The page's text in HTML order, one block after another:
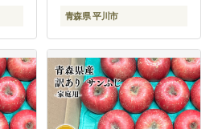
青森県 平川市